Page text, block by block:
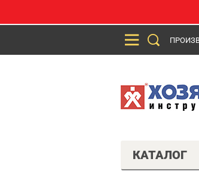
КАТАЛОГ